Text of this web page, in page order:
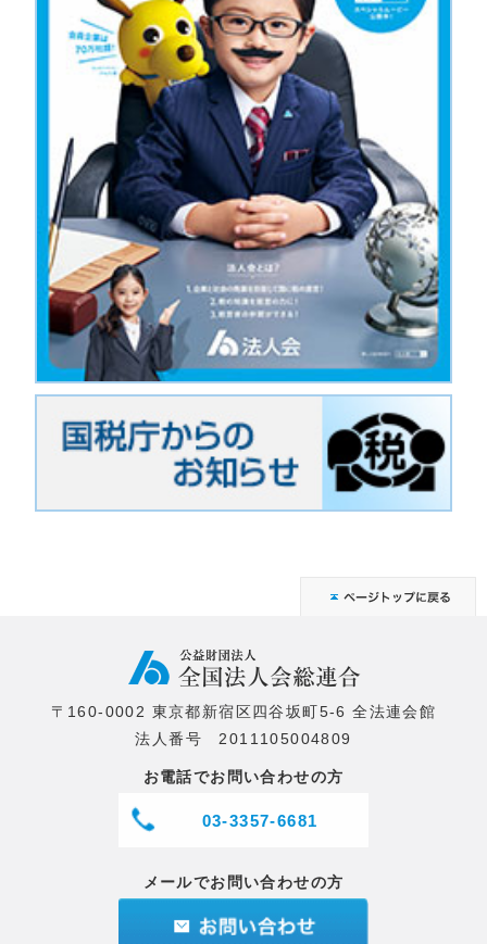
〒160-0002 東京都新宿区四谷坂町5-6 全法連会館
法人番号 2011105004809
お電話でお問い合わせの方
03-3357-6681
メールでお問い合わせの方